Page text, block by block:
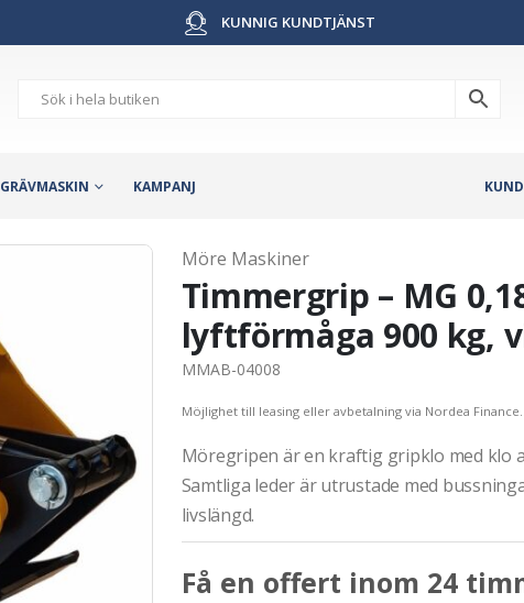
KUNNIG KUNDTJÄNST
GRÄVMASKIN KAMPANJ
Möre Maskiner
Timmergrip – MG
lyftförmåga 900 kg,
MMAB-04008
Möjlighet till leasing eller avbetalning via Nordea Finance.
Möregripen är en kraftig gripklo med klo
Samtliga leder är utrustade med
livslängd.
Få en offert inom 24